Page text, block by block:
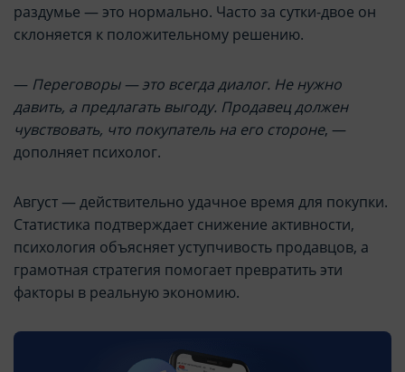
раздумье — это нормально. Часто за сутки-двое он
склоняется к положительному решению.
— Переговоры — это всегда диалог. Не нужно
давить, а предлагать выгоду. Продавец должен
чувствовать, что покупатель на его стороне, —
дополняет психолог.
Август — действительно удачное время для покупки.
Статистика подтверждает снижение активности,
психология объясняет уступчивость продавцов, а
грамотная стратегия помогает превратить эти
факторы в реальную экономию.